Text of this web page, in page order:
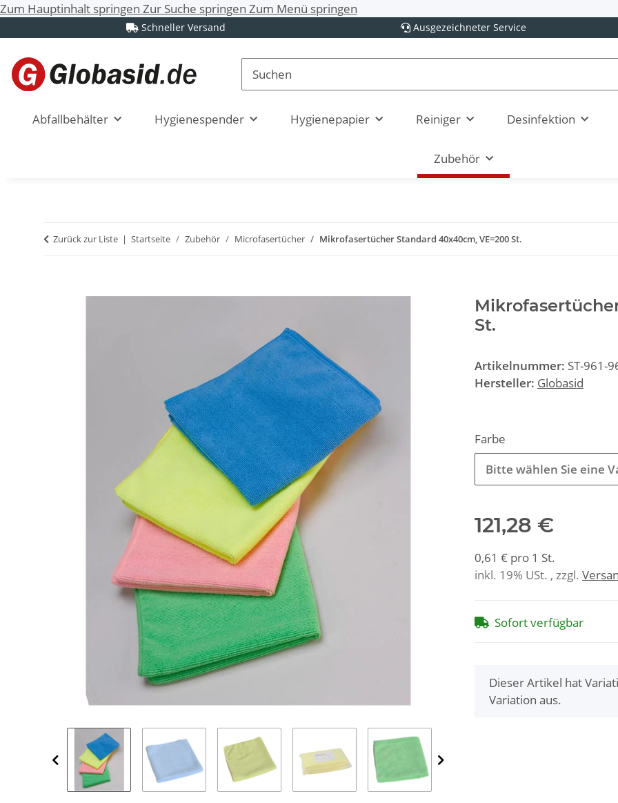
Zum Hauptinhalt springen Zur Suche springen Zum Menü springen
Schneller Versand Ausgezeichneter Service
Abfallbehälter Hygienespender Hygienepapier Reiniger Desinfektion
Zubehör
Zurück zur Liste Startseite Zubehör Microfasertücher Mikrofasertücher Standard 40x40cm, VE=200 St.
St.
Artikelnummer: ST-961-
Hersteller: Globasid
Farbe
Bitte wählen Sie eine
121,28 €
0,61 € pro 1 St.
inkl. 19% USt. , zzgl.
Sofort verfügbar
x
Dieser Artikel hat
Variation aus.